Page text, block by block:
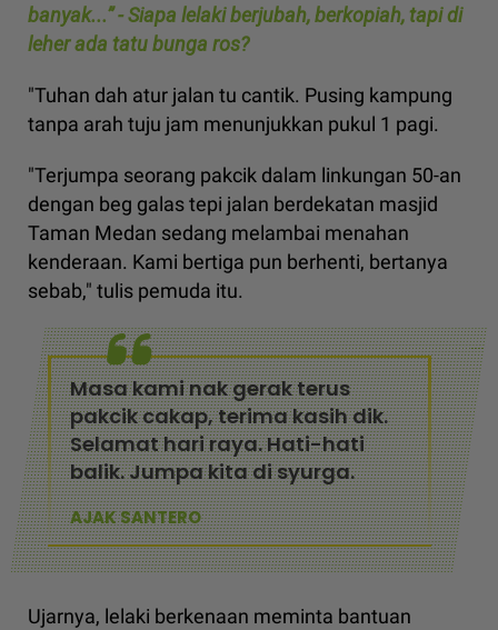
banyak...” - Siapa lelaki berjubah, berkopiah, tapi di
leher ada tatu bunga ros?
"Tuhan dah atur jalan tu cantik. Pusing kampung
tanpa arah tuju jam menunjukkan pukul 1 pagi.
"Terjumpa seorang pakcik dalam linkungan 50-an
dengan beg galas tepi jalan berdekatan masjid
Taman Medan sedang melambai menahan
kenderaan. Kami bertiga pun berhenti, bertanya
sebab," tulis pemuda itu.
Masa kami nak gerak terus
pakcik cakap, terima kasih dik.
Selamat hari raya. Hati-hati
balik. Jumpa kita di syurga.
AJAK SANTERO
Ujarnya, lelaki berkenaan meminta bantuan